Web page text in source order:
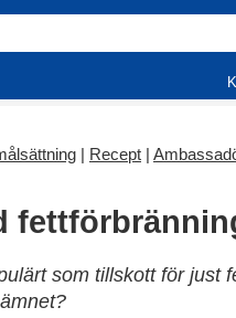
| Recept |
som tillskott för just